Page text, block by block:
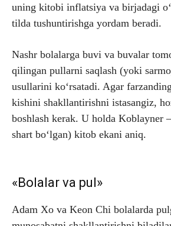
uning kitobi inflatsiya va birjadagi
tilda tushuntirishga yordam beradi.
Nashr bolalarga buvi va buvalar
qilingan pullarni saqlash (yoki
usullarini ko‘rsatadi. Agar
kishini shakllantirishni istasangiz,
boshlash kerak. U holda Koblayner
shart bo‘lgan) kitob ekani aniq.
«Bolalar va pul»
Adam Xo va Keon Chi bolalarda